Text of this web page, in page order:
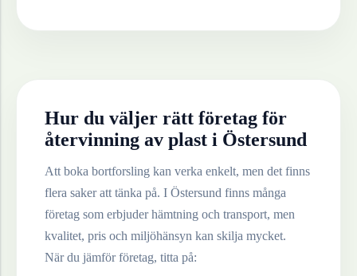
Hur du väljer rätt företag för
återvinning av plast i Östersund
Att boka bortforsling kan verka enkelt, men det finns
flera saker att tänka på. I Östersund finns många
företag som erbjuder hämtning och transport, men
kvalitet, pris och miljöhänsyn kan skilja mycket.
När du jämför företag, titta på: